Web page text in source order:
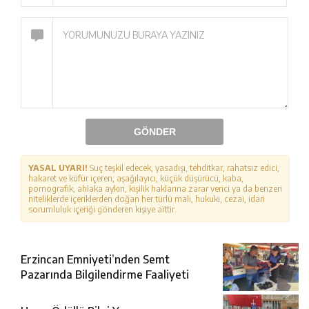
GÖNDER
YASAL UYARI! Suç teşkil edecek, yasadışı, tehditkar, rahatsız edici,
hakaret ve küfür içeren, aşağılayıcı, küçük düşürücü, kaba,
pornografik, ahlaka aykırı, kişilik haklarına zarar verici ya da benzeri
niteliklerde içeriklerden doğan her türlü mali, hukuki, cezai, idari
sorumluluk içeriği gönderen kişiye aittir.
Erzincan Emniyeti’nden Semt
Pazarında Bilgilendirme Faaliyeti